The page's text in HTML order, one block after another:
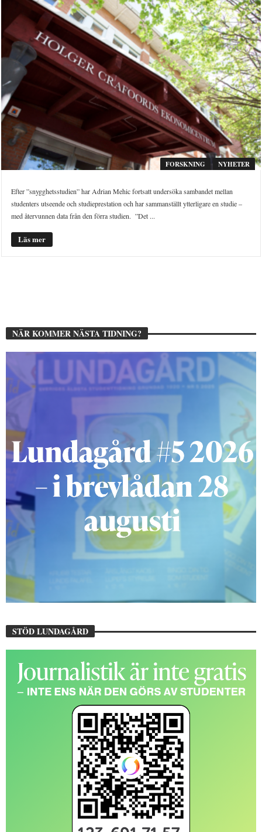
FORSKNING NYHETER
Efter ”snygghetsstudien” har Adrian Mehic fortsatt undersöka sambandet mellan
studenters utseende och studieprestation och har sammanställt ytterligare en studie –
med återvunnen data från den förra studien. ”Det ...
Läs mer
NÄR KOMMER NÄSTA TIDNING?
STÖD LUNDAGÅRD